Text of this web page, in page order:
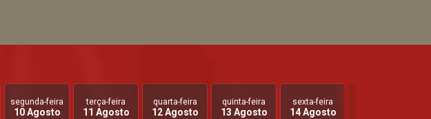
segunda-feira
10 Agosto
terça-feira
11 Agosto
quarta-feira
12 Agosto
quinta-feira
13 Agosto
sexta-feira
14 Agosto